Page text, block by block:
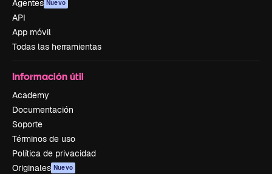
Agentes Nuevo
API
App móvil
Todas las herramientas
Información útil
Academy
Documentación
Soporte
Términos de uso
Política de privacidad
Originales Nuevo